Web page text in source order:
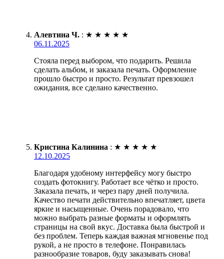
Алевтина Ч. : ★ ★ ★ ★ ★
06.11.2025
Стояла перед выбором, что подарить. Решила
сделать альбом, и заказала печать. Оформление
прошло быстро и просто. Результат превзошел
ожидания, все сделано качественно.
Кристина Калинина : ★ ★ ★ ★ ★
12.10.2025
Благодаря удобному интерфейсу могу быстро
создать фотокнигу. Работает все чётко и просто.
Заказала печать, и через пару дней получила.
Качество печати действительно впечатляет, цвета
яркие и насыщенные. Очень порадовало, что
можно выбрать разные форматы и оформлять
страницы на свой вкус. Доставка была быстрой и
без проблем. Теперь каждая важная мгновенье под
рукой, а не просто в телефоне. Понравилась
разнообразие товаров, буду заказывать снова!